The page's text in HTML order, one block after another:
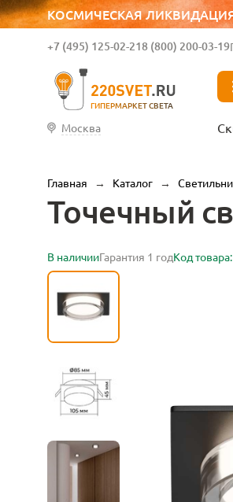
КОСМИЧЕСКАЯ
ГИПЕРМАРКЕТ СВЕТА
+7 (495) 125-02-218 (800) 200-03-19
Москва
Главная → Каталог →
Точечный
В наличииГарантия 1 годКод